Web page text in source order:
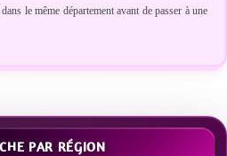
le même département avant de passer à une
PAR RÉGION